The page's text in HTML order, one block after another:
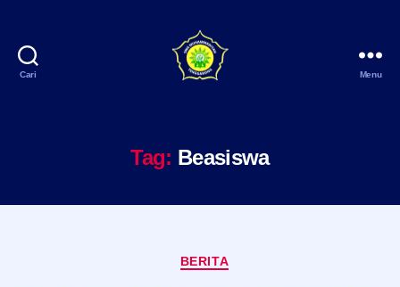
Cari Menu
Tag: Beasiswa
Kategori
BERITA